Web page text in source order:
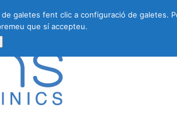
683 27 07 09
galetes fent clic a configuració de galetes.
que sí accepteu.